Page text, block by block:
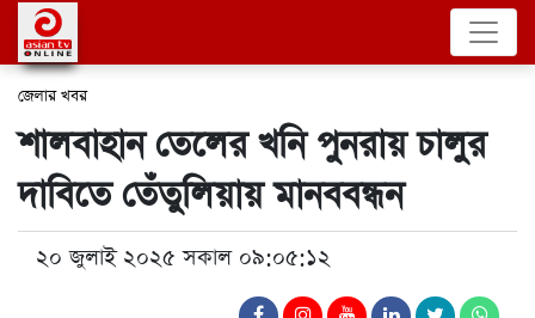
জেলার খবর
শালবাহান তেলের খনি পুনরায় চালুর
দাবিতে তেঁতুলিয়ায় মানববন্ধন
২০ জুলাই ২০২৫ সকাল ০৯:০৫:১২